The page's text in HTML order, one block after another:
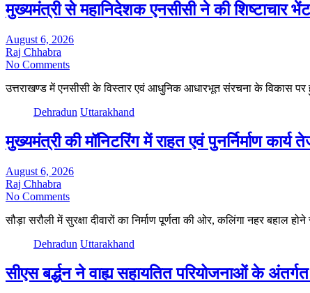
मुख्यमंत्री से महानिदेशक एनसीसी ने की शिष्टाचार भेंट
August 6, 2026
Raj Chhabra
No Comments
उत्तराखण्ड में एनसीसी के विस्तार एवं आधुनिक आधारभूत संरचना के विकास पर
Dehradun Uttarakhand
मुख्यमंत्री की मॉनिटरिंग में राहत एवं पुनर्निर्माण
August 6, 2026
Raj Chhabra
No Comments
सौड़ा सरौली में सुरक्षा दीवारों का निर्माण पूर्णता की ओर, कलिंगा नहर बहाल
Dehradun Uttarakhand
सीएस बर्द्धन ने वाह्य सहायतित परियोजनाओं के